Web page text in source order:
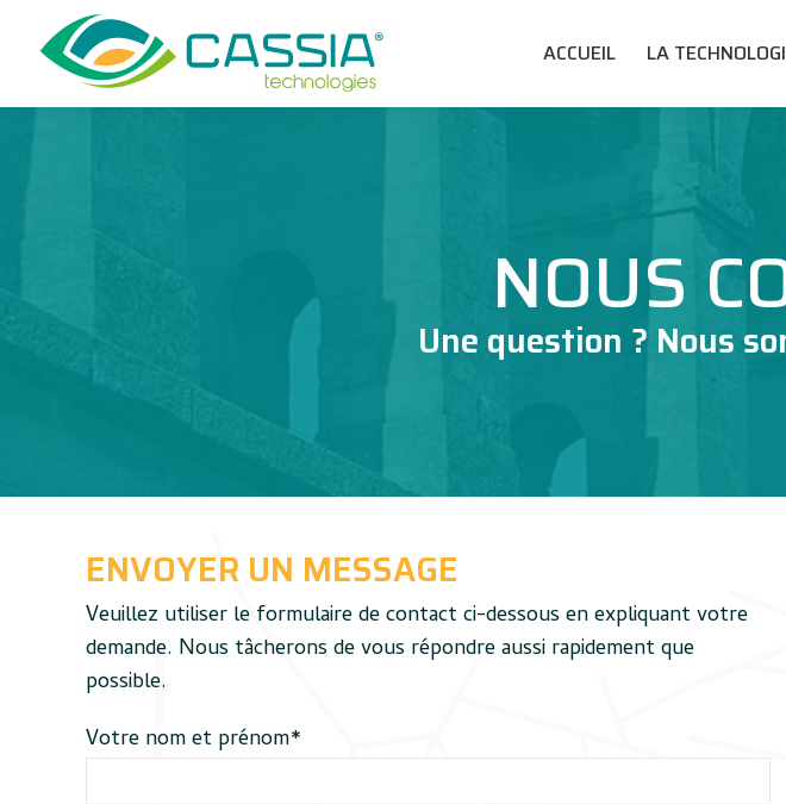
ACCUEIL LA
NOUS
Une question ? Nous
ENVOYER UN MESSAGE
Veuillez utiliser le formulaire de contact ci-dessous en expliquant votre
demande. Nous tâcherons de vous répondre aussi rapidement que
possible.
Votre nom et prénom*